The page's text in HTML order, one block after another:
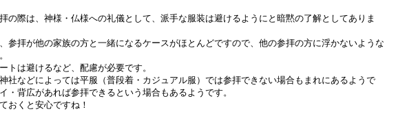
の際は、神様・仏様への礼儀として、派手な服装は避けるようにと暗黙の了解としてありま
参拝が他の家族の方と一緒になるケースがほとんどですので、他の参拝の方に浮かないような
トは避けるなど、配慮が必要です。
社などによっては平服（普段着・カジュアル服）では参拝できない場合もまれにあるようで
・背広があれば参拝できるという場合もあるようです。
おくと安心ですね！